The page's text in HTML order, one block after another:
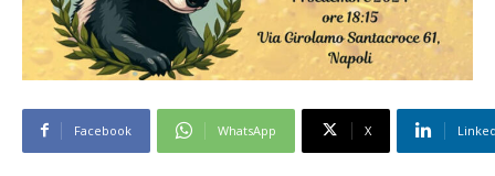
Facebook WhatsApp X